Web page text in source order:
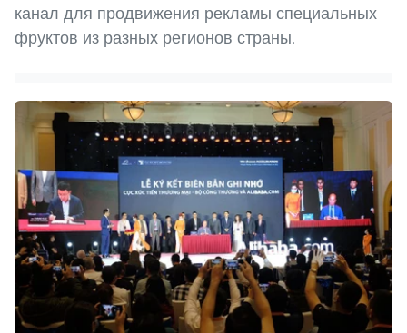
канал для продвижения рекламы специальных
фруктов из разных регионов страны.